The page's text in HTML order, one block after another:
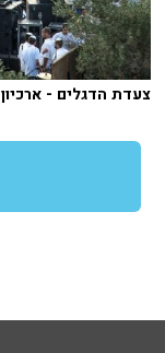
צעדת הדגלים - ארכיון